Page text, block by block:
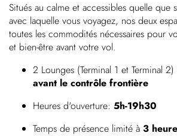
Situés au calme et accessibles quelle que
avec laquelle vous voyagez, nos deux
toutes les commodités nécessaires pour
et bien-être avant votre vol.
2 Lounges (Terminal 1 et Terminal 2)
avant le contrôle frontière
Heures d'ouverture: 5h-19h30
Temps de présence limité à 3